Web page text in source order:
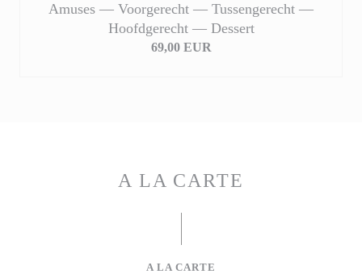
Amuses — Voorgerecht — Tussengerecht —
Hoofdgerecht — Dessert
69,00 EUR
A LA CARTE
A LA CARTE